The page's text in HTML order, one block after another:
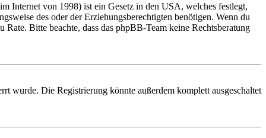
Internet von 1998) ist ein Gesetz in den USA, welches festlegt,
des oder der Erziehungsberechtigten benötigen. Wenn du
Bitte beachte, dass das phpBB-Team keine Rechtsberatung
wurde. Die Registrierung könnte außerdem komplett ausgeschaltet